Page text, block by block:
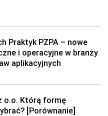
Praktyk PZPA – nowe
i operacyjne w branży
aplikacyjnych
o.o. Którą formę
[Porównanie]